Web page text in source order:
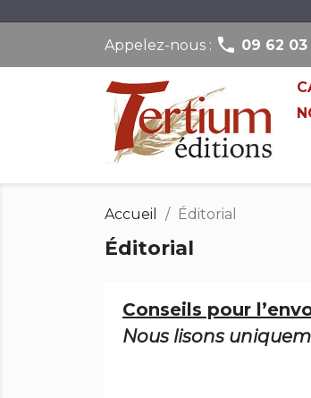
Appelez-nous :  09 62 03
Accueil Éditorial
Éditorial
Conseils pour
Nous lisons